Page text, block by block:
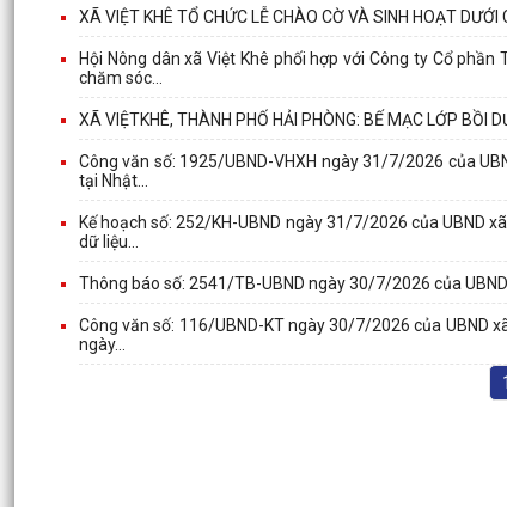
XÃ VIỆT KHÊ TỔ CHỨC LỄ CHÀO CỜ VÀ SINH HOẠT
Hội Nông dân xã Việt Khê phối hợp với Công ty Cổ
chăm sóc...
XÃ VIỆTKHÊ, THÀNH PHỐ HẢI PHÒNG: BẾ MẠC LỚP BỒI
Công văn số: 1925/UBND-VHXH ngày 31/7/2026 của
tại Nhật...
Kế hoạch số: 252/KH-UBND ngày 31/7/2026 của UBND
dữ liệu...
Thông báo số: 2541/TB-UBND ngày 30/7/2026 của
Công văn số: 116/UBND-KT ngày 30/7/2026 của UBND
ngày...
1